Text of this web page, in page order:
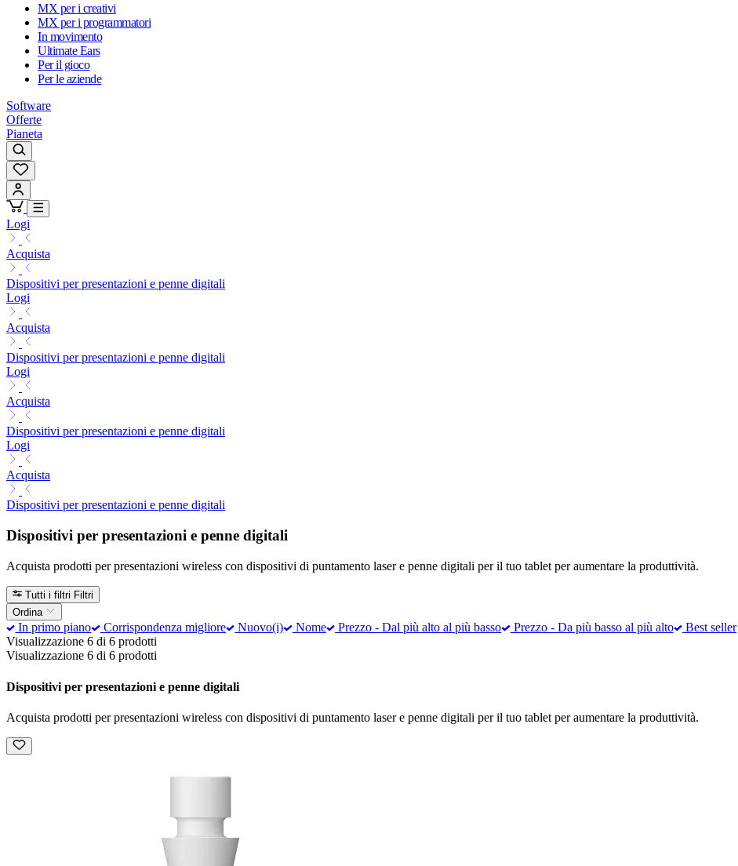
MX per i creativi
MX per i programmatori
In movimento
Ultimate Ears
Per il gioco
Per le aziende
Software
Offerte
Pianeta
Logi
Acquista
Dispositivi per presentazioni e penne digitali
Logi
Acquista
Dispositivi per presentazioni e penne digitali
Logi
Acquista
Dispositivi per presentazioni e penne digitali
Logi
Acquista
Dispositivi per presentazioni e penne digitali
Dispositivi per presentazioni e penne digitali
Acquista prodotti per presentazioni wireless con dispositivi di puntamento laser e penne digitali per il tuo tablet per aumentare la produttività.
Tutti i filtri Filtri
Ordina
In primo piano Corrispondenza migliore Nuovo(i) Nome Prezzo - Dal più alto al più basso Prezzo - Da più basso al più alto
Best seller
Visualizzazione 6 di 6 prodotti
Visualizzazione 6 di 6 prodotti
Dispositivi per presentazioni e penne digitali
Acquista prodotti per presentazioni wireless con dispositivi di puntamento laser e penne digitali per il tuo tablet per aumentare la produttività.